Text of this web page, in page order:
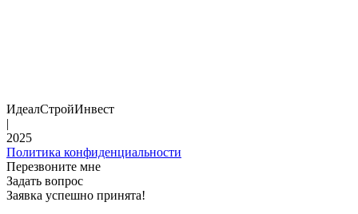
ИдеалСтройИнвест
|
2025
Политика конфиденциальности
Перезвоните мне
Задать вопрос
Заявка успешно принята!